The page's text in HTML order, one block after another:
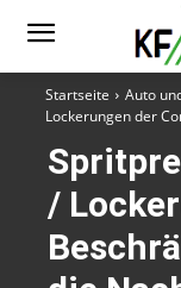
Startseite Auto
Lockerungen der
/